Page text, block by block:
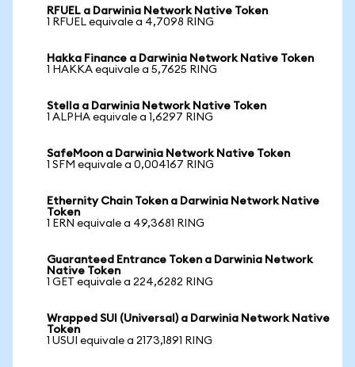
RFUEL a Darwinia Network Native Token
1 RFUEL equivale a 4,7098 RING
Hakka Finance a Darwinia Network Native Token
1 HAKKA equivale a 5,7625 RING
Stella a Darwinia Network Native Token
1 ALPHA equivale a 1,6297 RING
SafeMoon a Darwinia Network Native Token
1 SFM equivale a 0,004167 RING
Ethernity Chain Token a Darwinia Network Native
Token
1 ERN equivale a 49,3681 RING
Guaranteed Entrance Token a Darwinia Network
Native Token
1 GET equivale a 224,6282 RING
Wrapped SUI (Universal) a Darwinia Network Native
Token
1 USUI equivale a 2173,1891 RING